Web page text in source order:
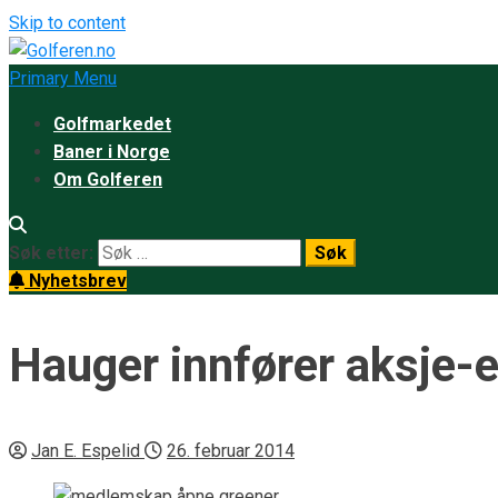
Skip to content
Primary Menu
Golfmarkedet
Baner i Norge
Om Golferen
Søk etter:
Nyhetsbrev
Hauger innfører aksje-
Jan E. Espelid 26. februar 2014